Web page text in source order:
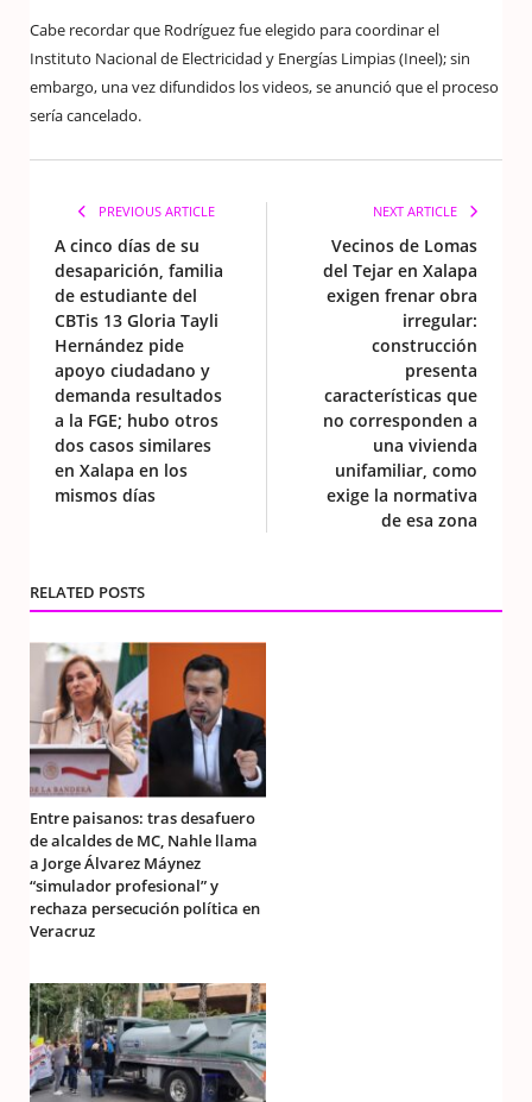
Cabe recordar que Rodríguez fue elegido para coordinar el
Instituto Nacional de Electricidad y Energías Limpias (Ineel); sin
embargo, una vez difundidos los videos, se anunció que el proceso
sería cancelado.
PREVIOUS ARTICLE
A cinco días de su
desaparición, familia
de estudiante del
CBTis 13 Gloria Tayli
Hernández pide
apoyo ciudadano y
demanda resultados
a la FGE; hubo otros
dos casos similares
en Xalapa en los
mismos días
NEXT ARTICLE
Vecinos de Lomas
del Tejar en Xalapa
exigen frenar obra
irregular:
construcción
presenta
características que
no corresponden a
una vivienda
unifamiliar, como
exige la normativa
de esa zona
RELATED POSTS
Entre paisanos: tras desafuero
de alcaldes de MC, Nahle llama
a Jorge Álvarez Máynez
“simulador profesional” y
rechaza persecución política en
Veracruz